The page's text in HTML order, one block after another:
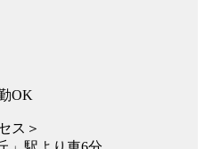
OK
ス＞